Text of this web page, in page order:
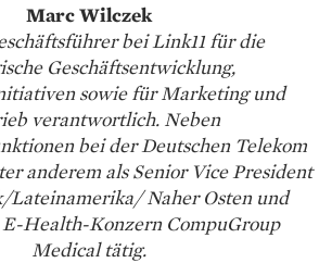
Marc Wilczek
bei Link11 für die
Geschäftsentwicklung,
sowie für Marketing und
verantwortlich. Neben
bei der Deutschen Telekom
anderem als Senior Vice President
Lateinamerika/ Naher Osten und
Health-Konzern CompuGroup
Medical tätig.